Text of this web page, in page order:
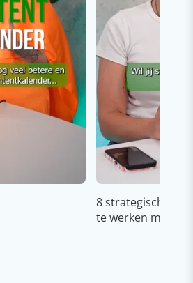
8 strategische
te werken met